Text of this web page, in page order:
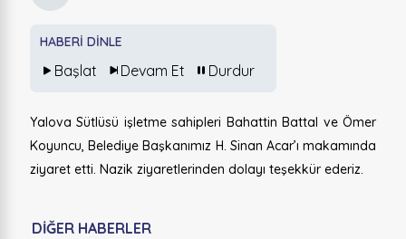
HABERİ DİNLE
Başlat Devam Et Durdur
Yalova Sütlüsü işletme sahipleri Bahattin Battal ve Ömer
Koyuncu, Belediye Başkanımız H. Sinan Acar’ı makamında
ziyaret etti. Nazik ziyaretlerinden dolayı teşekkür ederiz.
DİĞER HABERLER